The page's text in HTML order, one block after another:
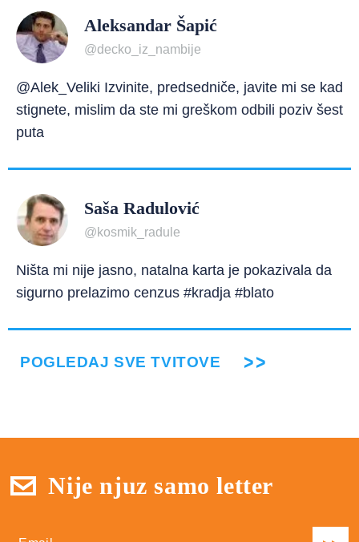
Aleksandar Šapić
@decko_iz_nambije
@Alek_Veliki Izvinite, predsedniče, javite mi se kad
stignete, mislim da ste mi greškom odbili poziv šest
puta
Saša Radulović
@kosmik_radule
Ništa mi nije jasno, natalna karta je pokazivala da
sigurno prelazimo cenzus #kradja #blato
POGLEDAJ SVE TVITOVE
Nije njuz samo letter